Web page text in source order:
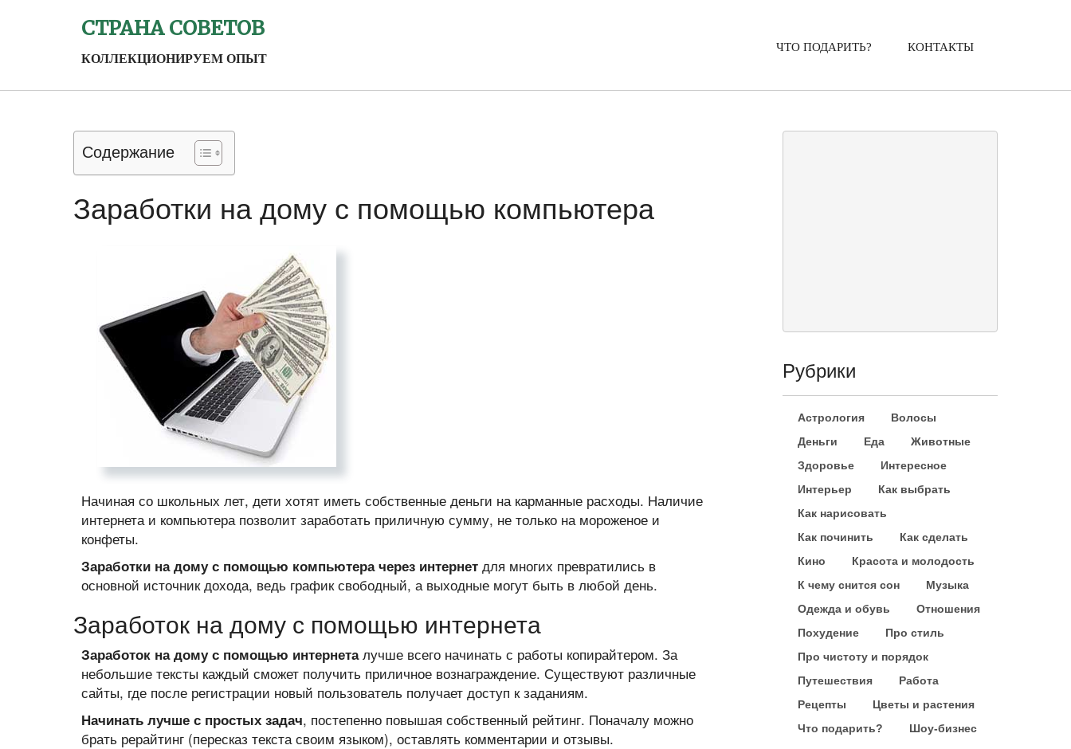
СТРАНА СОВЕТОВ
КОЛЛЕКЦИОНИРУЕМ ОПЫТ
ЧТО ПОДАРИТЬ? КОНТАКТЫ
Содержание
Заработки на дому с помощью компьютера
Начиная со школьных лет, дети хотят иметь собственные деньги на карманные расходы. Наличие
интернета и компьютера позволит заработать приличную сумму, не только на мороженое и
конфеты.
Заработки на дому с помощью компьютера через интернет для многих превратились в
основной источник дохода, ведь график свободный, а выходные могут быть в любой день.
Заработок на дому с помощью интернета
Заработок на дому с помощью интернеталучше всего начинать с работы копирайтером. За
небольшие тексты каждый сможет получить приличное вознаграждение. Существуют различные
сайты, где после регистрации новый пользователь получает доступ к заданиям.
Начинать лучше с простых задач, постепенно повышая собственный рейтинг. Поначалу можно
брать рерайтинг (пересказ текста своим языком), оставлять комментарии и отзывы.
Рубрики
Астрология
Волосы
Деньги
Еда
Животные
Здоровье
Интересное
Интерьер
Как выбрать
Как нарисовать
Как починить
Как сделать
Кино
Красота и молодость
К чему снится сон
Музыка
Одежда и обувь
Отношения
Похудение
Про стиль
Про чистоту и порядок
Путешествия
Работа
Рецепты
Цветы и растения
Что подарить?
Шоу-бизнес